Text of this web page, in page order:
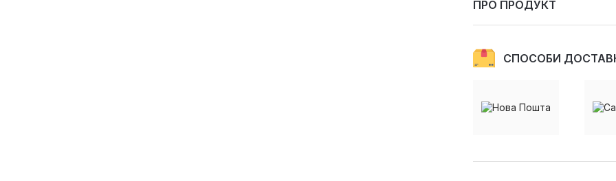
ПРО ПРОДУКТ
СПОСОБИ